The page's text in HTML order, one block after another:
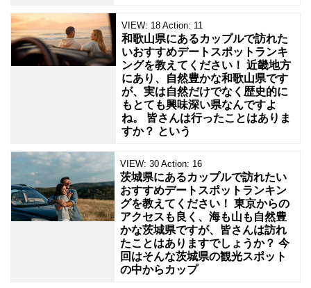
VIEW: 18 Action: 11
和歌山県にあるカップルで訪れた
いおすすめデートスポットランキ
ングを教えてください！ 近畿地方
にあり、自然豊かな和歌山県です
が、実は自然だけでなく歴史的に
もとても興味深い県なんですよ
ね。 皆さんは行ったことはありま
すか？ という
VIEW: 30 Action: 16
茨城県にあるカップルで訪れたい
おすすめデートスポットランキン
グを教えてください！ 東京からの
アクセスも良く、海も山も自然豊
かな茨城県ですが、皆さんは訪れ
たことはありますでしょうか？ 今
回はそんな茨城県の観光スポット
の中からカップ